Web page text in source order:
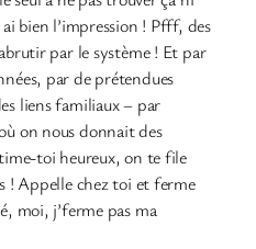
bien l’impression ! Pfff, des
par le système ! Et par
par de prétendues
liens familiaux – par
on nous donnait des
toi heureux, on te file
! Appelle chez toi et ferme
moi, j’ferme pas ma